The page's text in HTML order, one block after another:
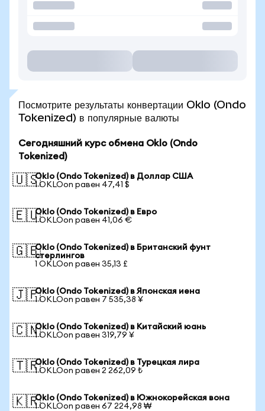
Посмотрите результаты конвертации Oklo (Ondo
Tokenized) в популярные валюты
Сегодняшний курс обмена Oklo (Ondo
Tokenized)
🇺🇸Oklo (Ondo Tokenized) в Доллар США
1 OKLOon равен 47,41 $
🇪🇺Oklo (Ondo Tokenized) в Евро
1 OKLOon равен 41,06 €
🇬🇧Oklo (Ondo Tokenized) в Британский фунт
стерлингов
1 OKLOon равен 35,13 £
🇯🇵Oklo (Ondo Tokenized) в Японская иена
1 OKLOon равен 7 535,38 ¥
🇨🇳Oklo (Ondo Tokenized) в Китайский юань
1 OKLOon равен 319,79 ¥
🇹🇷Oklo (Ondo Tokenized) в Турецкая лира
1 OKLOon равен 2 262,09 ₺
🇰🇷Oklo (Ondo Tokenized) в Южнокорейская вона
1 OKLOon равен 67 224,98 ₩